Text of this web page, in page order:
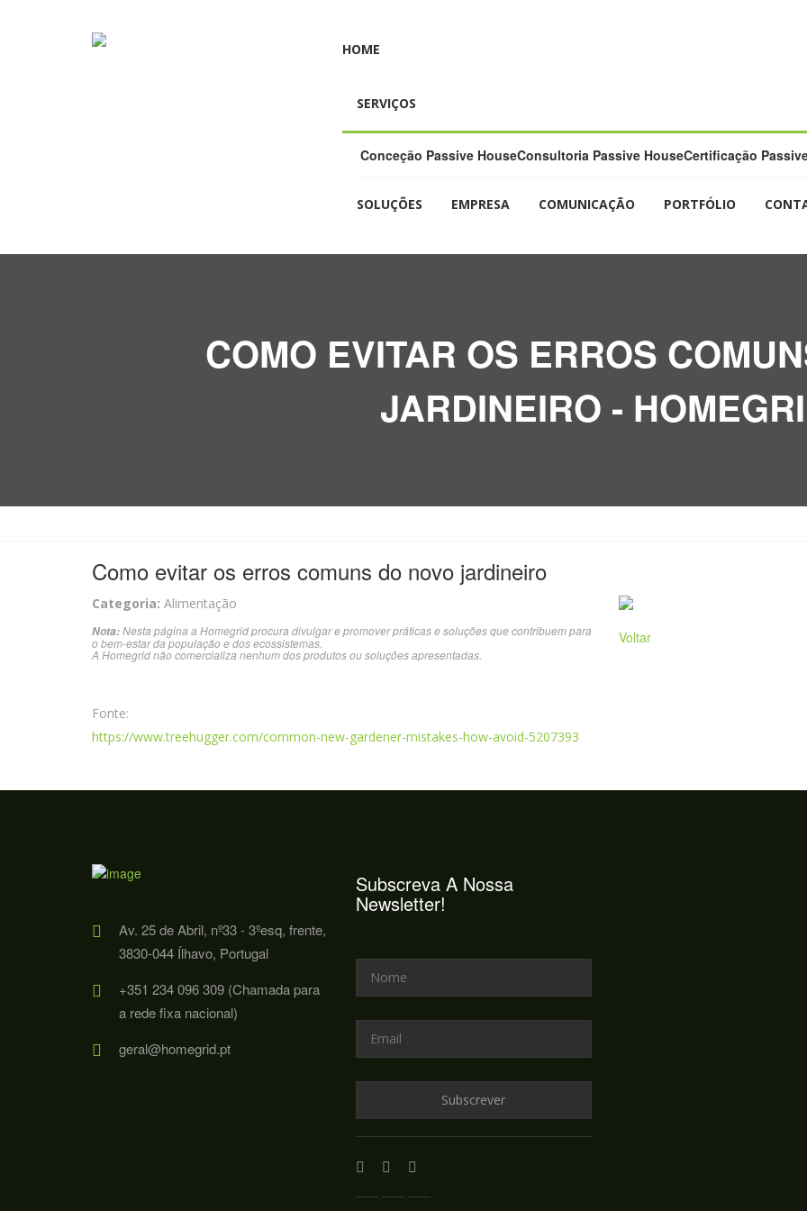
HOME
SERVIÇOS
Conceção Passive HouseConsultoria Passive HouseCertificação
SOLUÇÕES EMPRESA COMUNICAÇÃO PORTFÓLIO
COMO EVITAR OS ERROS
JARDINEIRO -
Como evitar os erros comuns do novo jardineiro
Categoria: Alimentação
Nota:Nesta página a Homegrid procura divulgar e promover práticas e soluções que contribuem para
o bem-estar da população e dos ecossistemas.
A Homegrid não comercializa nenhum dos produtos ou soluções apresentadas.
Fonte:
https://www.treehugger.com/common-new-gardener-mistakes-how-avoid-5207393
Voltar
Av. 25 de Abril, nº33 - 3ºesq, frente,
3830-044 Ílhavo, Portugal
+351 234 096 309 (Chamada para
a rede fixa nacional)
geral@homegrid.pt
Subscreva A Nossa
Newsletter!